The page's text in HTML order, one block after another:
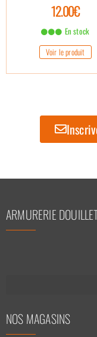
12.00€
En stock
Voir le produit
ARMURERIE
NOS MAGASINS